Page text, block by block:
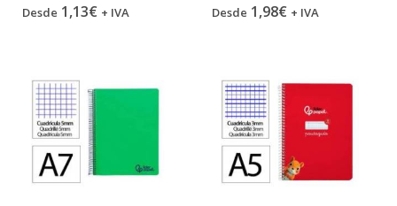
Desde 1,13€ + IVA Desde 1,98€ + IVA